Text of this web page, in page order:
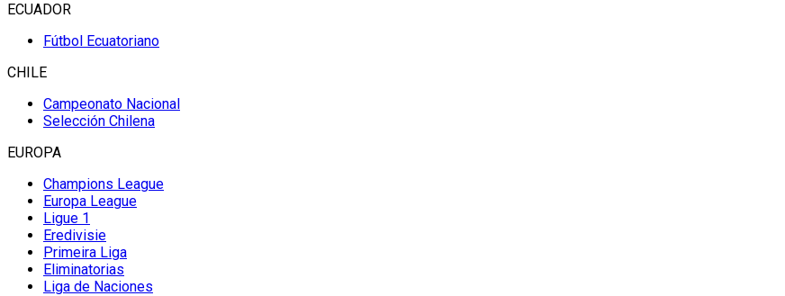
ECUADOR
Fútbol Ecuatoriano
CHILE
Campeonato Nacional
Selección Chilena
EUROPA
Champions League
Europa League
Ligue 1
Eredivisie
Primeira Liga
Eliminatorias
Liga de Naciones